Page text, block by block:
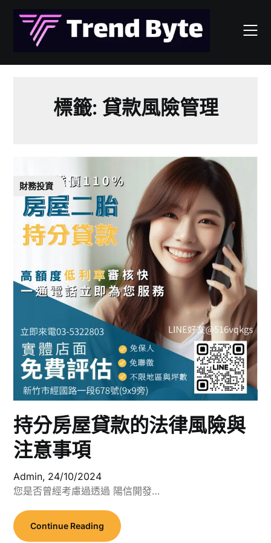
content
標籤: 貸款風險管理
財務投資
持分房屋貸款的法律風險與
注意事項
Admin, 24/10/2024
您是否曾經考慮過透過 陽信開發…
Continue Reading